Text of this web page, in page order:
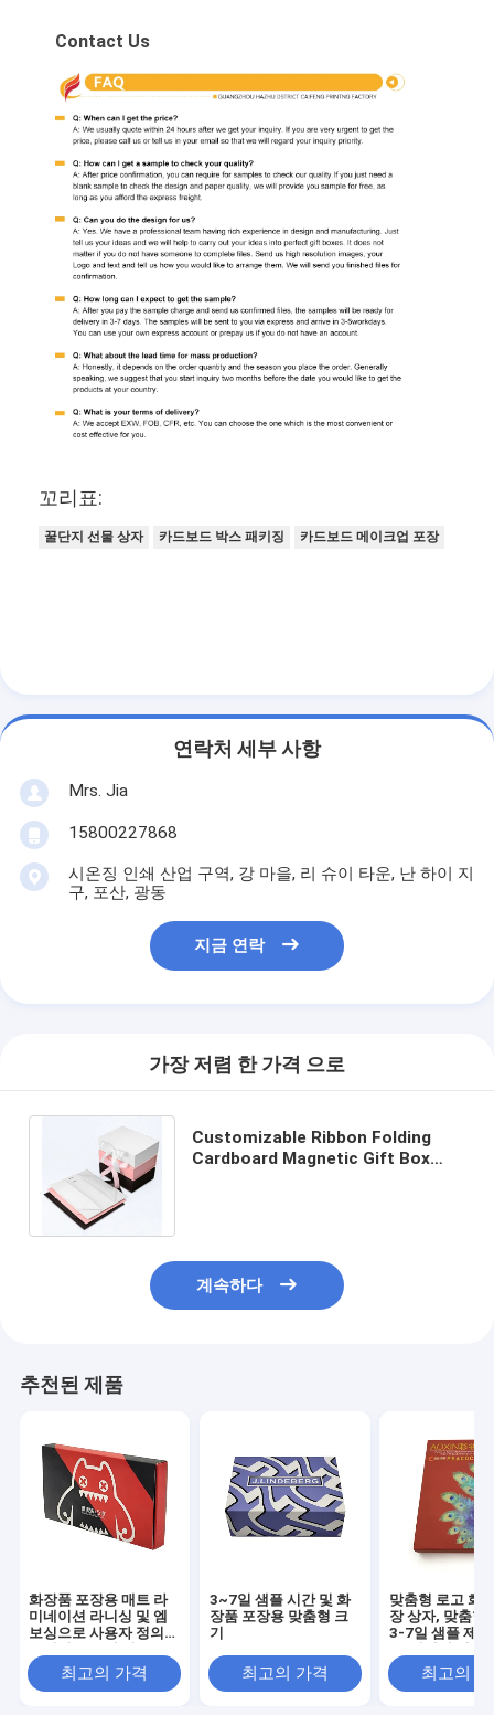
Contact Us
꼬리표:
꿀단지 선물 상자 카드보드 박스 패키징 카드보드 메이크업 포장
연락처 세부 사항
Mrs. Jia
15800227868
시온징 인쇄 산업 구역, 강 마을, 리 슈이 타운, 난 하이 지
구, 포산, 광동
지금 연락
가장 저렴 한 가격 으로
Customizable Ribbon Folding
Cardboard Magnetic Gift Box
계속하다
추천된 제품
화장품 포장용 매트 라
미네이션 라니싱 및 엠
보싱으로 사용자 정의
최고의 가격
3~7일 샘플 시간 및 화
장품 포장용 맞춤형 크
기
최고의 가격
맞춤형 로고 화
장 상자, 맞춤형
3-7일 샘플 제
최고의